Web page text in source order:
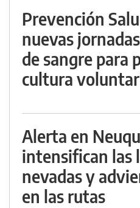
Prevención
nuevas
de sangre para
cultura
Alerta en
intensifican las
nevadas y
en las rutas